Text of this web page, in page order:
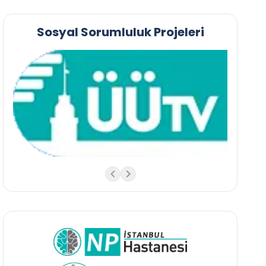
Sosyal Sorumluluk Projeleri